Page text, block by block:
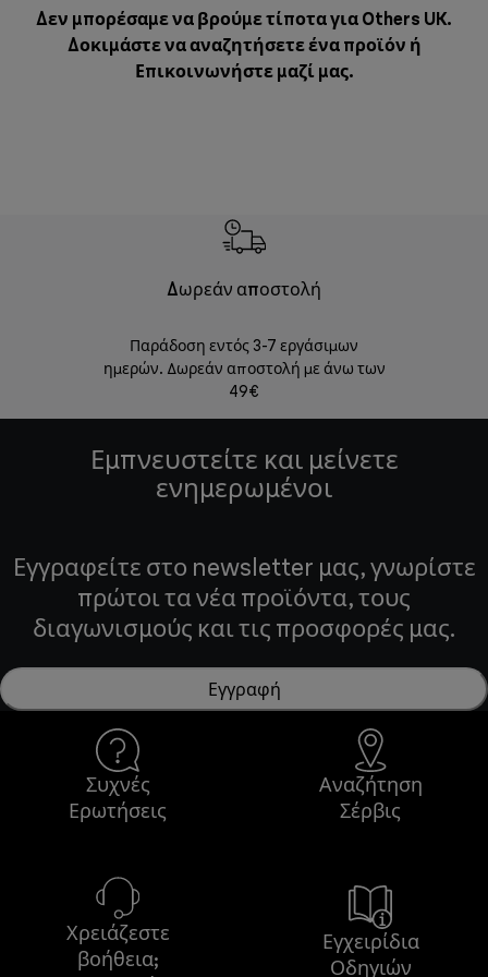
Δεν μπορέσαμε να βρούμε τίποτα για Others UK.
Δοκιμάστε να αναζητήσετε ένα προϊόν ή
Επικοινωνήστε μαζί μας.
Δωρεάν αποστολή
Παράδοση εντός 3-7 εργάσιμων
ημερών. Δωρεάν αποστολή με άνω των
49€
Εμπνευστείτε και μείνετε
ενημερωμένοι
Εγγραφείτε στο newsletter μας, γνωρίστε
πρώτοι τα νέα προϊόντα, τους
διαγωνισμούς και τις προσφορές μας.
Εγγραφή
Συχνές
Ερωτήσεις
Αναζήτηση
Σέρβις
Χρειάζεστε
βοήθεια;
Εγχειρίδια
Οδηγιών